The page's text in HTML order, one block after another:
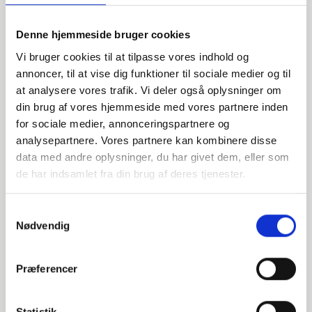
Denne hjemmeside bruger cookies
Vi bruger cookies til at tilpasse vores indhold og
annoncer, til at vise dig funktioner til sociale medier og til
at analysere vores trafik. Vi deler også oplysninger om
din brug af vores hjemmeside med vores partnere inden
for sociale medier, annonceringspartnere og
analysepartnere. Vores partnere kan kombinere disse
data med andre oplysninger, du har givet dem, eller som
de har indsamlet fra din brug af deres tjenester.
Nødvendig
Præferencer
Har du spørgsmål?
Vi står klar til at hjælpe med spørgsmål om produkter,
service eller andet. Kontakt os for professionel rådgivning
og sparring.